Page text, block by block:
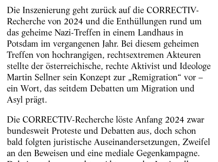
Die Inszenierung geht zurück auf die CORRECTIV-
Recherche von 2024 und die Enthüllungen rund um
das geheime Nazi-Treffen in einem Landhaus in
Potsdam im vergangenen Jahr. Bei diesem geheimen
Treffen von hochrangigen, rechtsextremen Akteuren
stellte der österreichische, rechte Aktivist und Ideologe
Martin Sellner sein Konzept zur „Remigration“ vor –
ein Wort, das seitdem Debatten um Migration und
Asyl prägt.
Die CORRECTIV-Recherche löste Anfang 2024 zwar
bundesweit Proteste und Debatten aus, doch schon
bald folgten juristische Auseinandersetzungen, Zweifel
an den Beweisen und eine mediale Gegenkampagne.